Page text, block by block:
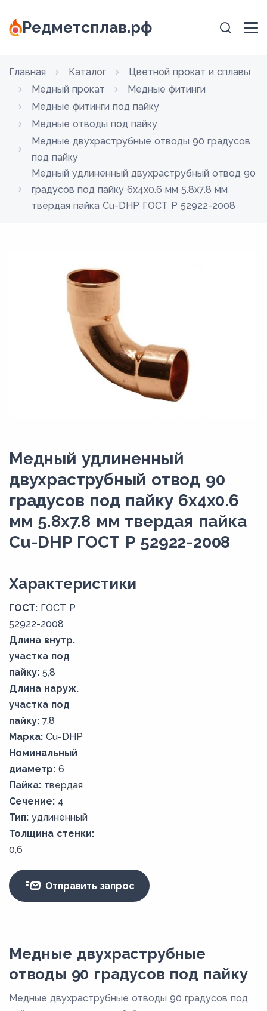
Редметсплав.рф
Главная Каталог
Цветной прокат и сплавы
Медный прокат
Медные фитинги
Медные фитинги под пайку
Медные отводы под пайку
Медные двухраструбные отводы 90 градусов
под пайку
Медный удлиненный двухраструбный отвод 90
градусов под пайку 6х4х0.6 мм 5.8х7.8 мм
твердая пайка Cu-DHP ГОСТ Р 52922-2008
Медный удлиненный
двухраструбный отвод 90
градусов под пайку 6х4х0.6
мм 5.8х7.8 мм твердая пайка
Cu-DHP ГОСТ Р 52922-2008
Xарактеристики
ГОСТ: ГОСТ Р
52922-2008
Длина внутр.
участка под
пайку: 5,8
Длина наруж.
участка под
пайку: 7,8
Марка: Cu-DHP
Номинальный
диаметр: 6
Пайка: твердая
Сечение: 4
Тип: удлиненный
Толщина стенки:
0,6
Отправить запрос
Медные двухраструбные
отводы 90 градусов под пайку
Медные двухраструбные отводы 90 градусов под